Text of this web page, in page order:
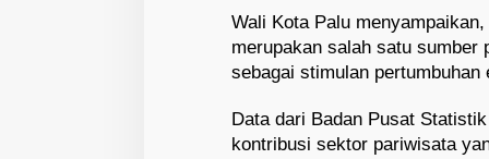
Wali Kota Palu
merupakan salah satu sumber
sebagai stimulan pertumbuhan
Data dari Badan Pusat
kontribusi sektor pariwisata